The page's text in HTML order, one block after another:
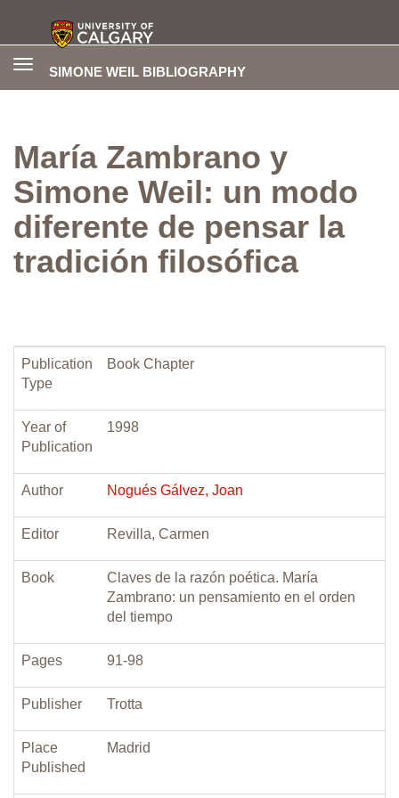
SIMONE WEIL BIBLIOGRAPHY
Toggle
María Zambrano y
Simone Weil: un modo
diferente de pensar la
tradición filosófica
Publication
Type
Book Chapter
Year of
Publication
1998
Author Nogués Gálvez, Joan
Editor Revilla, Carmen
Book
Claves de la razón poética. María
Zambrano: un pensamiento en el orden
del tiempo
Pages 91-98
Publisher Trotta
Place
Published
Madrid